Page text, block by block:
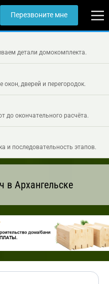
Перезвоните мне
детали домокомплекта.
дверей и перегородок.
до окончательного расчёта.
и последовательность этапов.
Архангельске